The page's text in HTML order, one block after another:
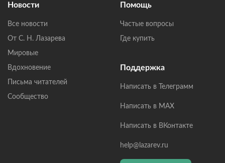
Новости
Все новости
От С. Н. Лазарева
Мировые
Вдохновение
Письма читателей
Сообщество
Помощь
Частые вопросы
Где купить
Поддержка
Написать в Телеграмм
Написать в MAX
Написать в ВКонтакте
help@lazarev.ru